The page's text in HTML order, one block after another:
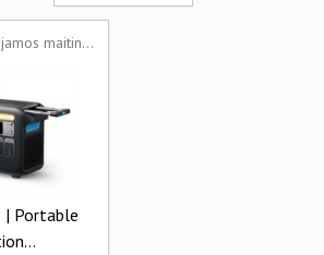
ANKER nešiojamos maitinimo stotys
| Portable